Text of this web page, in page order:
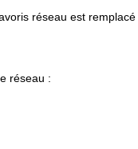
réseau est remplacé
réseau :